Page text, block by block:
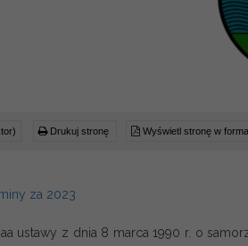
Drukuj stronę Wyświetl stronę w
za 2023
ustawy z dnia 8 marca 1990 r. o